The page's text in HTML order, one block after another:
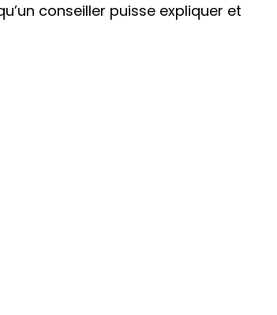
conseiller puisse expliquer et